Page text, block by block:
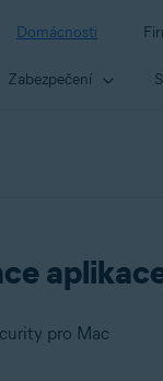
Domácnosti
Zabezpečení
pro Mac